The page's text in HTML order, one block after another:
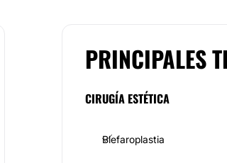
PRINCIPALES
CIRUGÍA ESTÉTICA
Blefaroplastia